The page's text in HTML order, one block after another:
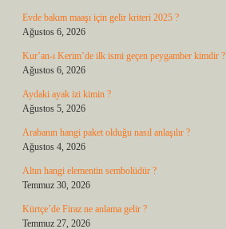
Evde bakım maaşı için gelir kriteri 2025 ?
Ağustos 6, 2026
Kur’an-ı Kerim’de ilk ismi geçen peygamber kimdir ?
Ağustos 6, 2026
Aydaki ayak izi kimin ?
Ağustos 5, 2026
Arabanın hangi paket olduğu nasıl anlaşılır ?
Ağustos 4, 2026
Altın hangi elementin sembolüdür ?
Temmuz 30, 2026
Kürtçe’de Firaz ne anlama gelir ?
Temmuz 27, 2026